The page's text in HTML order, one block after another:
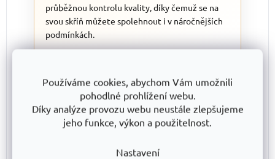
Používáme cookies, abychom Vám umožnili
pohodlné prohlížení webu.
Díky analýze provozu webu neustále zlepšujeme
jeho funkce, výkon a použitelnost.
Nastavení
průběžnou kontrolu kvality, díky čemuž se na
svou skříň můžete spolehnout i v náročnějších
podmínkách.
Nakupujete pro firmu nebo
potřebujete větší množství?
Pro větší objednávky vám připravíme
výběrem vhodného řešení. Nabízíme regály